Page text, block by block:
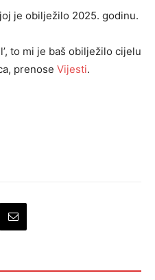
je obilježilo 2025. godinu.
to mi je baš obilježilo cijelu
prenose Vijesti.